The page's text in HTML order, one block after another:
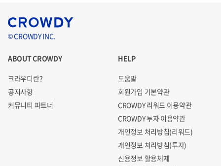
© CROWDY INC.
ABOUT CROWDY
크라우디란?
공지사항
커뮤니티 파트너
HELP
도움말
회원가입 기본약관
CROWDY 리워드 이용약관
CROWDY 투자 이용약관
개인정보 처리방침(리워드)
개인정보 처리방침(투자)
신용정보 활용체제